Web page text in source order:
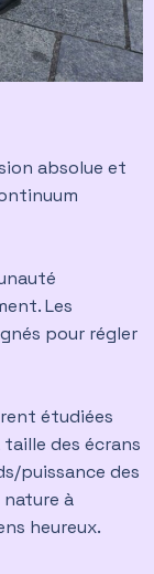
absolue et
Les
pour régler
étudiées
taille des écrans
puissance des
nature à
heureux.